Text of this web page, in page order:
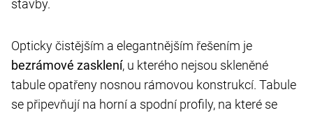
stavby.
Opticky čistějším a elegantnějším řešením je
bezrámové zasklení, u kterého nejsou skleněné
tabule opatřeny nosnou rámovou konstrukcí. Tabule
se připevňují na horní a spodní profily, na které se